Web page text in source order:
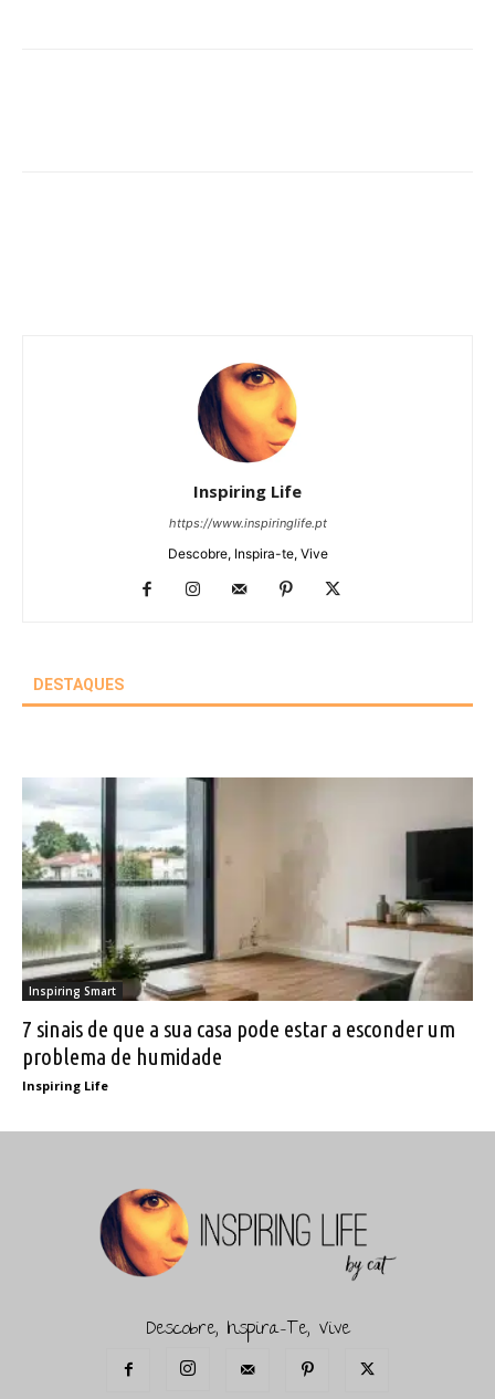
Inspiring Life
https://www.inspiringlife.pt
Descobre, Inspira-te, Vive
DESTAQUES
Inspiring Smart
7 sinais de que a sua casa pode estar a esconder um
problema de humidade
Inspiring Life
Descobre, Inspira-Te, Vive